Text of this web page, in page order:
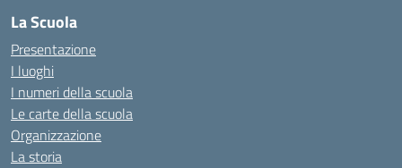
La Scuola
Presentazione
I luoghi
I numeri della scuola
Le carte della scuola
Organizzazione
La storia